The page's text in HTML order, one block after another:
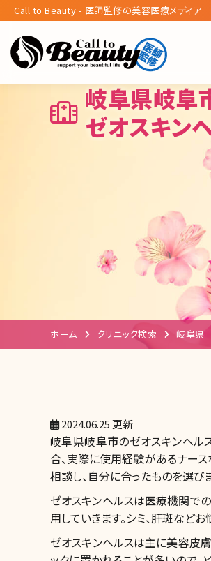
Call to Beauty - 医師監修の美容医療メディア
岐阜県岐阜
ゼオスキン
ホーム クリニック検索 岐阜県
2024.06.25 更新
岐阜県岐阜市のゼオスキンヘル
合、実際に使用経験があるナー
相談し、自分に合ったものを選びま
ゼオスキンヘルスは医療機関で
用していきます。シミ、肝斑など
ゼオスキンヘルスは主に美容皮